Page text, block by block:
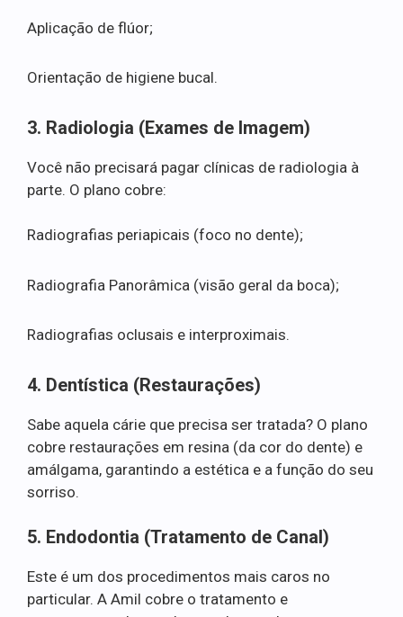
Aplicação de flúor;
Orientação de higiene bucal.
3. Radiologia (Exames de Imagem)
Você não precisará pagar clínicas de radiologia à
parte. O plano cobre:
Radiografias periapicais (foco no dente);
Radiografia Panorâmica (visão geral da boca);
Radiografias oclusais e interproximais.
4. Dentística (Restaurações)
Sabe aquela cárie que precisa ser tratada? O plano
cobre restaurações em resina (da cor do dente) e
amálgama, garantindo a estética e a função do seu
sorriso.
5. Endodontia (Tratamento de Canal)
Este é um dos procedimentos mais caros no
particular. A Amil cobre o tratamento e